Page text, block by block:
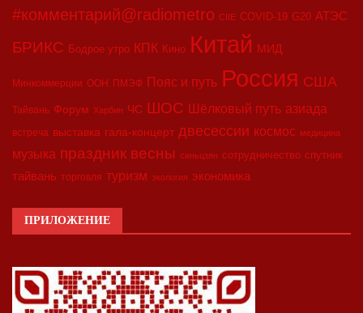
#комментарий@radiometro CIIE COVID-19 G20 АТЭС
БРИКС Бодрое утро КПК Кино Китай МИД
Минкоммерции ООН ПМЭФ Пояс и путь Россия США
Тайвань Форум Харбин ЧС ШОС Шёлковый путь азиада
встреча выставка гала-концерт двесессии космос медицина
музыка праздник весны синьцзян сотрудничество спутник
тайвань торговля туризм экология экономика
ПРИЛОЖЕНИЕ